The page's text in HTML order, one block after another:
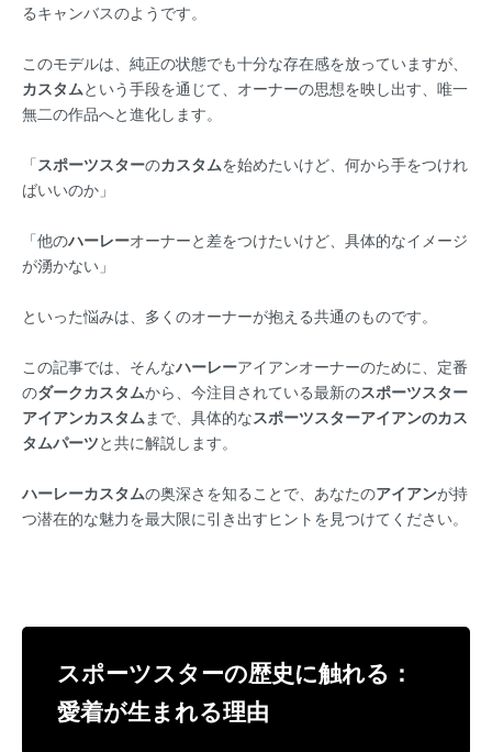
るキャンバスのようです。
このモデルは、純正の状態でも十分な存在感を放っていますが、
カスタムという手段を通じて、オーナーの思想を映し出す、唯一
無二の作品へと進化します。
「スポーツスターのカスタムを始めたいけど、何から手をつけれ
ばいいのか」
「他のハーレーオーナーと差をつけたいけど、具体的なイメージ
が湧かない」
といった悩みは、多くのオーナーが抱える共通のものです。
この記事では、そんなハーレーアイアンオーナーのために、定番
のダークカスタムから、今注目されている最新のスポーツスター
アイアンカスタムまで、具体的なスポーツスターアイアンのカス
タムパーツと共に解説します。
ハーレーカスタムの奥深さを知ることで、あなたのアイアンが持
つ潜在的な魅力を最大限に引き出すヒントを見つけてください。
スポーツスターの歴史に触れる：
愛着が生まれる理由